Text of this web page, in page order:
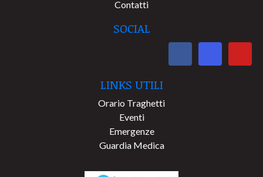
Contatti
SOCIAL
LINKS UTILI
Orario Traghetti
Eventi
Emergenze
Guardia Medica